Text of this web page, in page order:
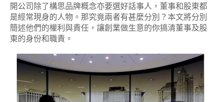
開公司除了構思品牌概念亦要選好話事人，董事和股東都
是經常現身的人物。那究竟兩者有甚麼分別？本文將分別
簡述他們的權利與責任，讓創業做生意的你搞清董事及股
東的身份和職責。